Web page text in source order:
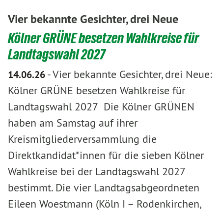
Vier bekannte Gesichter, drei Neue
Kölner GRÜNE besetzen Wahlkreise für
Landtagswahl 2027
14.06.26-Vier bekannte Gesichter, drei Neue:
Kölner GRÜNE besetzen Wahlkreise für
Landtagswahl 2027 Die Kölner GRÜNEN
haben am Samstag auf ihrer
Kreismitgliederversammlung die
Direktkandidat*innen für die sieben Kölner
Wahlkreise bei der Landtagswahl 2027
bestimmt. Die vier Landtagsabgeordneten
Eileen Woestmann (Köln I – Rodenkirchen,